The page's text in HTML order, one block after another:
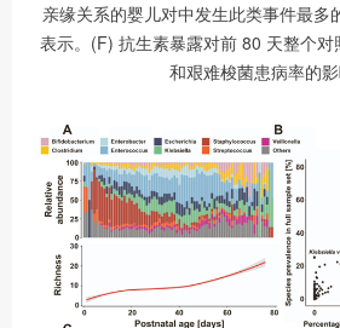
亲缘关系的婴儿对中发生此类事件最多
表示。(F) 抗生素暴露对前 80 天整个
和艰难梭菌患病率的影